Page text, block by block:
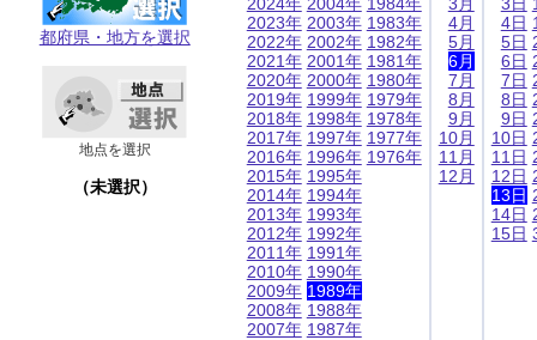
都府県・地方を選択
地点を選択
（未選択）
2023年
2022年
2021年
2020年
2019年
2018年
2017年
2016年
2015年
2014年
2013年
2012年
2011年
2010年
2009年
2008年
2007年
2003年
2002年
2001年
2000年
1999年
1998年
1997年
1996年
1995年
1994年
1993年
1992年
1991年
1990年
1989年
1988年
1987年
1983年
1982年
1981年
1980年
1979年
1978年
1977年
1976年
4月
5月
6月
7月
8月
9月
10月
11月
12月
4日
5日
6日
7日
8日
9日
10日
11日
12日
13日
14日
15日